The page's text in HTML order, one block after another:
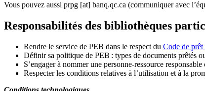
Vous pouvez aussi prpg [at] banq.qc.ca (communiquer avec
Responsabilités des bibliothèques
Rendre le service de PEB dans le respect du Code de
Définir sa politique de PEB : types de documents prêtés
S’engager à nommer une personne-ressource
Respecter les conditions relatives à l’utilisation et à la